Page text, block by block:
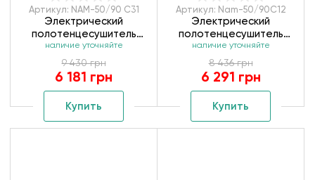
Артикул: NAM-50/90 С31
Электрический
полотенцесушитель
Instal Projekt Nameless
NAM-50/90 С31
наличие уточняйте
9 430 грн
6 181 грн
Купить
Артикул: Nam-50/90C12
Электрический
полотенцесушитель
Instal Projekt Nameless
Nam-50/90C12
наличие уточняйте
8 436 грн
6 291 грн
Купить